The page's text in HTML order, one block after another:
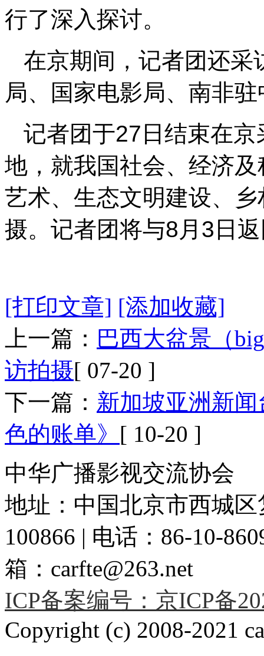
行了深入探讨。
在京期间，记者团还采
局、国家电影局、南非
记者团于27日结束在
地，就我国社会、经济
艺术、生态文明建设、
摄。记者团将与8月3日
[打印文章] [添加收藏]
上一篇： 巴西大盆景（
访拍摄[ 07-20 ]
下一篇： 新加坡亚洲新
色的账单》 [ 10-20 ]
中华广播影视交流协会
地址：中国北京市西城
100866 | 电话：86-10-
箱：carfte@263.net
ICP备案编号：京ICP备
Copyright (c) 2008-2021